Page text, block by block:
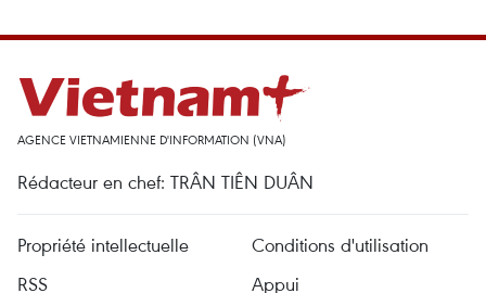
AGENCE VIETNAMIENNE D'INFORMATION (VNA)
Rédacteur en chef: TRÂN TIÊN DUÂN
Propriété intellectuelle
Conditions d'utilisation
RSS
Appui